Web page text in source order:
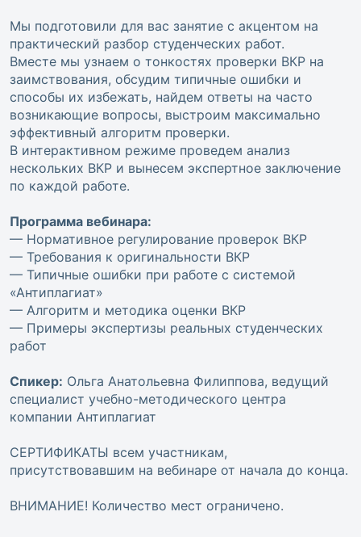
Мы подготовили для вас занятие с акцентом на
практический разбор студенческих работ.
Вместе мы узнаем о тонкостях проверки ВКР на
заимствования, обсудим типичные ошибки и
способы их избежать, найдем ответы на часто
возникающие вопросы, выстроим максимально
эффективный алгоритм проверки.
В интерактивном режиме проведем анализ
нескольких ВКР и вынесем экспертное заключение
по каждой работе.
Программа вебинара:
— Нормативное регулирование проверок ВКР
— Требования к оригинальности ВКР
— Типичные ошибки при работе с системой
«Антиплагиат»
— Алгоритм и методика оценки ВКР
— Примеры экспертизы реальных студенческих
работ
Спикер: Ольга Анатольевна Филиппова, ведущий
специалист учебно-методического центра
компании Антиплагиат
СЕРТИФИКАТЫ всем участникам,
присутствовавшим на вебинаре от начала до конца.
ВНИМАНИЕ! Количество мест ограничено.